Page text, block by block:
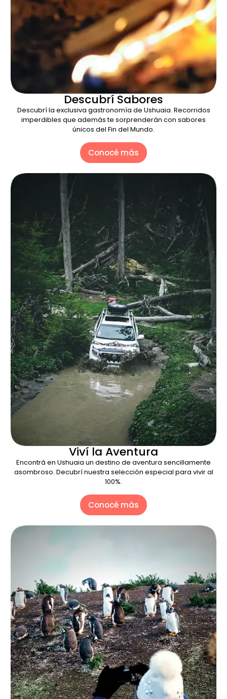
Descubrí Sabores
Descubrí la exclusiva gastronomía de Ushuaia. Recorridos
imperdibles que además te sorprenderán con sabores
únicos del Fin del Mundo.
Conocé más
Viví la Aventura
Encontrá en Ushuaia un destino de aventura sencillamente
asombroso. Decubrí nuestra selección especial para vivir al
100%.
Conocé más